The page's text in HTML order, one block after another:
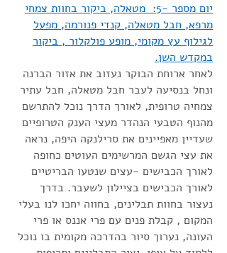
יום מספר -5: מטאלה, ביקור בחוות צמחי
מרפא, חבל מטאלה, קנדי פנורמה, מפעל
לגילוף עץ מקומי, מופע פולקלור , ביקור
במקדש השן.
לאחר ארוחת הבוקר נעזוב את אזור הברנה
ונחל בנסיעה לעבר חבל מטאלה, חבל עתיר
צמחיה טרופית, לאורך הדרך נוכל להתרשם
מהנוף הטבעי הנהדר מעצי הענק הטרופיים
שעדיין מאפיינים את סרילנקה היפה, נראה
את עצי הגשם המרשימים העוטים כחופה
לאורך הכבישים -עצים שנטעו הבריטיים
לאורך הכבישים בציילון לשעבר. בדרך
נעצור בחוות תבלינים, בחווה יחכו לנו בעלי
המקום , קבלת פנים עם פרי אננס או פרי
העונה, נערוך סיור בהדרכה מקומית בו נוכל